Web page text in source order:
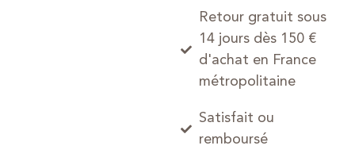
Retour gratuit sous
14 jours dès 150 €
d'achat en France
métropolitaine
Satisfait ou
remboursé